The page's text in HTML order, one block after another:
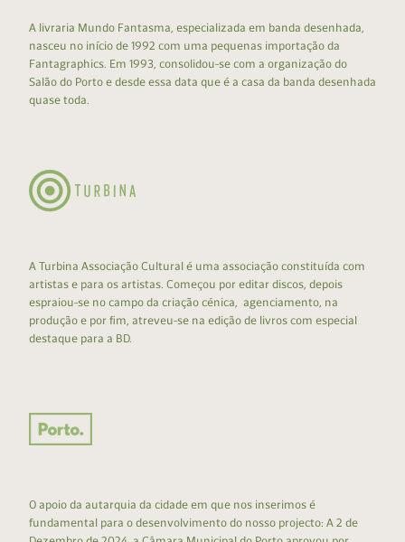
A livraria Mundo Fantasma, especializada em banda desenhada,
nasceu no início de 1992 com uma pequenas importação da
Fantagraphics. Em 1993, consolidou-se com a organização do
Salão do Porto e desde essa data que é a casa da banda desenhada
quase toda.
A Turbina Associação Cultural é uma associação constituída com
artistas e para os artistas. Começou por editar discos, depois
espraiou-se no campo da criação cénica, agenciamento, na
produção e por fim, atreveu-se na edição de livros com especial
destaque para a BD.
O apoio da autarquia da cidade em que nos inserimos é
fundamental para o desenvolvimento do nosso projecto: A 2 de